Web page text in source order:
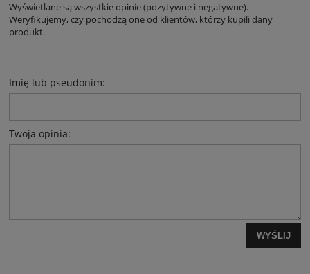
Wyświetlane są wszystkie opinie (pozytywne i negatywne).
Weryfikujemy, czy pochodzą one od klientów, którzy kupili dany
produkt.
Imię lub pseudonim:
Twoja opinia:
WYŚLIJ